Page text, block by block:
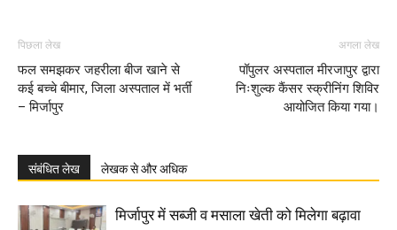
पिछला लेख
फल समझकर जहरीला बीज खाने से
कई बच्चे बीमार, जिला अस्पताल में भर्ती
– मिर्जापुर
अगला लेख
पॉपुलर अस्पताल मीरजापुर द्वारा
निःशुल्क कैंसर स्क्रीनिंग शिविर
आयोजित किया गया।
संबंधित लेख लेखक से और अधिक
मिर्जापुर में सब्जी व मसाला खेती को मिलेगा बढ़ावा